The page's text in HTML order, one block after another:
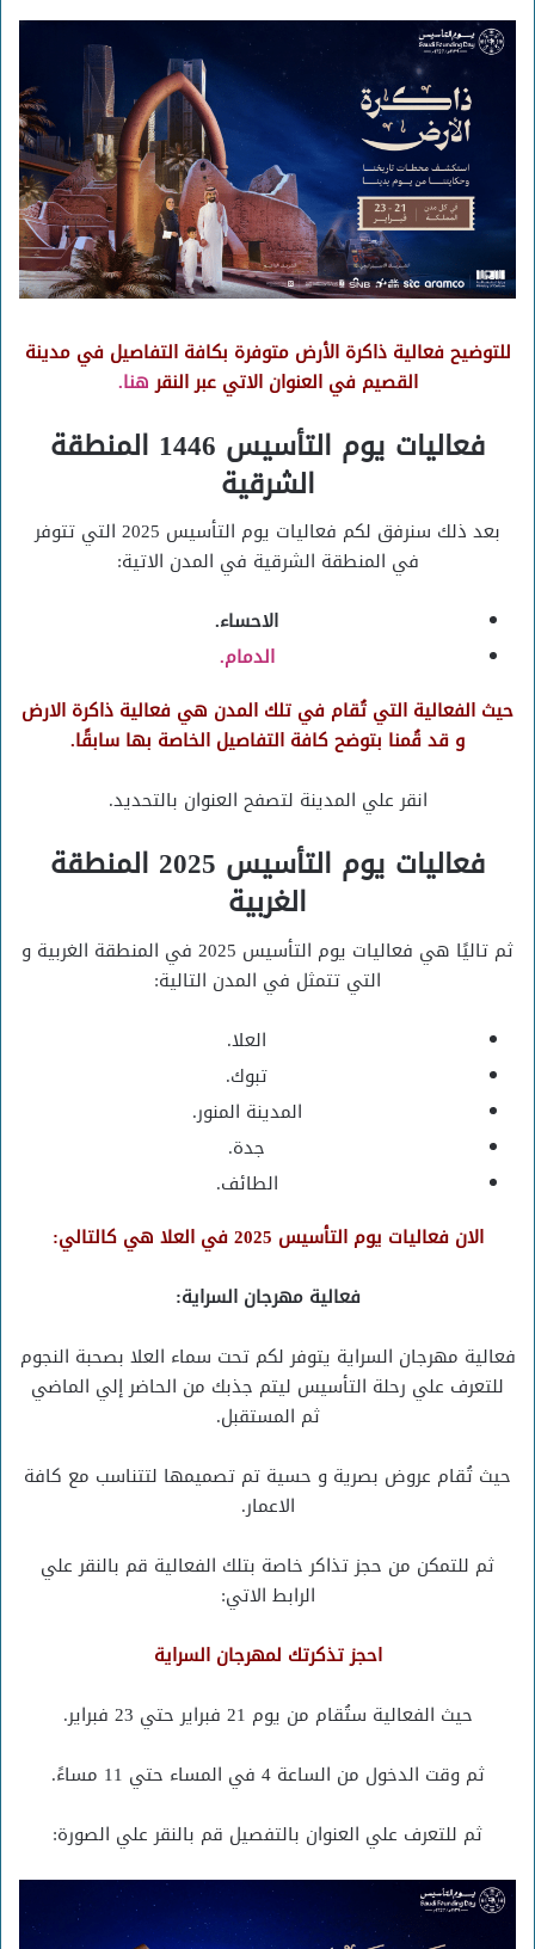
للتوضيح فعالية ذاكرة الأرض متوفرة بكافة التفاصيل في مدينة
القصيم في العنوان الاتي عبر النقرهنا.
فعاليات يوم التأسيس 1446 المنطقة
الشرقية
بعد ذلك سنرفق لكم فعاليات يوم التأسيس 2025 التي تتوفر
في المنطقة الشرقية في المدن الاتية:
الاحساء.
الدمام.
حيث الفعالية التي تُقام في تلك المدن هي فعالية ذاكرة الارض
و قد قُمنا بتوضح كافة التفاصيل الخاصة بها سابقًا.
انقر علي المدينة لتصفح العنوان بالتحديد.
فعاليات يوم التأسيس 2025 المنطقة
الغربية
ثم تاليًا هي فعاليات يوم التأسيس 2025 في المنطقة الغربية و
التي تتمثل في المدن التالية:
العلا.
تبوك.
المدينة المنور.
جدة.
الطائف.
الان فعاليات يوم التأسيس 2025 في العلا هي كالتالي:
فعالية مهرجان السراية:
فعالية مهرجان السراية يتوفر لكم تحت سماء العلا بصحبة النجوم
للتعرف علي رحلة التأسيس ليتم جذبك من الحاضر إلي الماضي
ثم المستقبل.
حيث تُقام عروض بصرية و حسية تم تصميمها لتتناسب مع كافة
الاعمار.
ثم للتمكن من حجز تذاكر خاصة بتلك الفعالية قم بالنقر علي
الرابط الاتي:
احجز تذكرتك لمهرجان السراية
حيث الفعالية ستُقام من يوم 21 فبراير حتي 23 فبراير.
ثم وقت الدخول من الساعة 4 في المساء حتي 11 مساءً.
ثم للتعرف علي العنوان بالتفصيل قم بالنقر علي الصورة: